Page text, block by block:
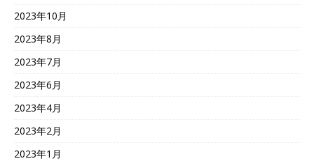
2023年10月
2023年8月
2023年7月
2023年6月
2023年4月
2023年2月
2023年1月